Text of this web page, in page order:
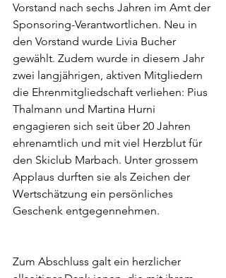
Vorstand nach sechs Jahren im Amt der
Sponsoring-Verantwortlichen. Neu in
den Vorstand wurde Livia Bucher
gewählt. Zudem wurde in diesem Jahr
zwei langjährigen, aktiven Mitgliedern
die Ehrenmitgliedschaft verliehen: Pius
Thalmann und Martina Hurni
engagieren sich seit über 20 Jahren
ehrenamtlich und mit viel Herzblut für
den Skiclub Marbach. Unter grossem
Applaus durften sie als Zeichen der
Wertschätzung ein persönliches
Geschenk entgegennehmen.
Zum Abschluss galt ein herzlicher